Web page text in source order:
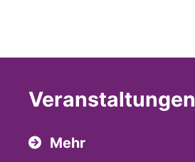
Veranstaltungen
Mehr